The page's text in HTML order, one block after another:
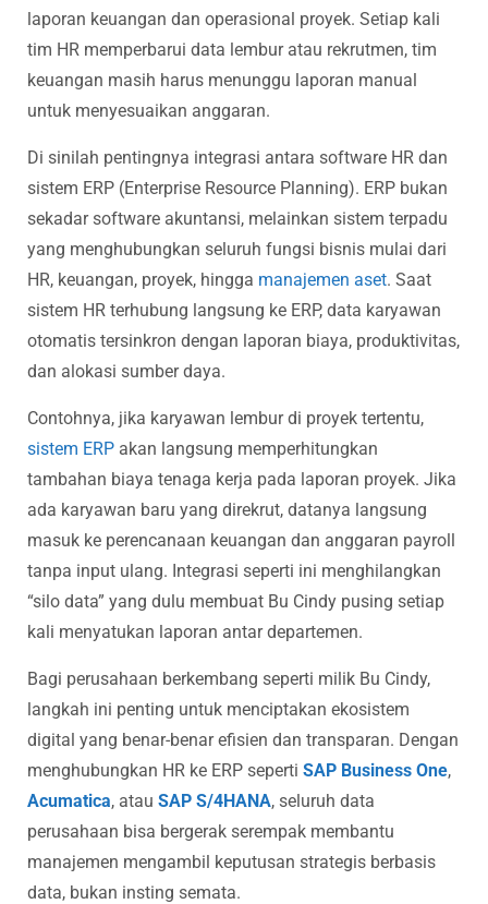
laporan keuangan dan operasional proyek. Setiap kali
tim HR memperbarui data lembur atau rekrutmen, tim
keuangan masih harus menunggu laporan manual
untuk menyesuaikan anggaran.
Di sinilah pentingnya integrasi antara software HR dan
sistem ERP (Enterprise Resource Planning). ERP bukan
sekadar software akuntansi, melainkan sistem terpadu
yang menghubungkan seluruh fungsi bisnis mulai dari
HR, keuangan, proyek, hingga manajemen aset. Saat
sistem HR terhubung langsung ke ERP, data karyawan
otomatis tersinkron dengan laporan biaya, produktivitas,
dan alokasi sumber daya.
Contohnya, jika karyawan lembur di proyek tertentu,
sistem ERP akan langsung memperhitungkan
tambahan biaya tenaga kerja pada laporan proyek. Jika
ada karyawan baru yang direkrut, datanya langsung
masuk ke perencanaan keuangan dan anggaran payroll
tanpa input ulang. Integrasi seperti ini menghilangkan
“silo data” yang dulu membuat Bu Cindy pusing setiap
kali menyatukan laporan antar departemen.
Bagi perusahaan berkembang seperti milik Bu Cindy,
langkah ini penting untuk menciptakan ekosistem
digital yang benar-benar efisien dan transparan. Dengan
menghubungkan HR ke ERP seperti SAP Business One,
Acumatica, atau SAP S/4HANA, seluruh data
perusahaan bisa bergerak serempak membantu
manajemen mengambil keputusan strategis berbasis
data, bukan insting semata.